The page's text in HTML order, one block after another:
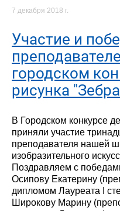
7 декабря 2018 г.
Участие и
городском
рисунка
В Городском конкурсе
приняли участие
преподавателя нашей
изобразительного
Поздравляем с
Осипову Екатерину
дипломом Лауреата I
Широкову Марину